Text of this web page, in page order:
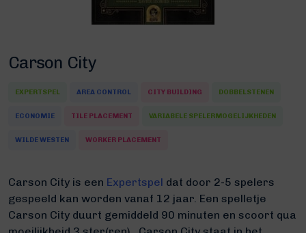
Carson City
EXPERTSPEL AREA CONTROL CITY BUILDING DOBBELSTENEN
ECONOMIE TILE PLACEMENT VARIABELE SPELERMOGELIJKHEDEN
WILDE WESTEN WORKER PLACEMENT
Carson City is een Expertspel dat door 2-5 spelers
gespeeld kan worden vanaf 12 jaar. Een spelletje
Carson City duurt gemiddeld 90 minuten en scoort qua